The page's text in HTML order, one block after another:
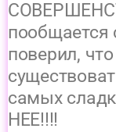
пообщается
поверил,
самых
НЕЕ!!!!